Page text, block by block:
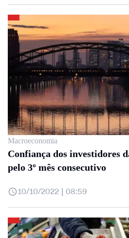
Macroeconomia
Confiança dos investidores
pelo 3º mês consecutivo
10/10/2022 | 08:59